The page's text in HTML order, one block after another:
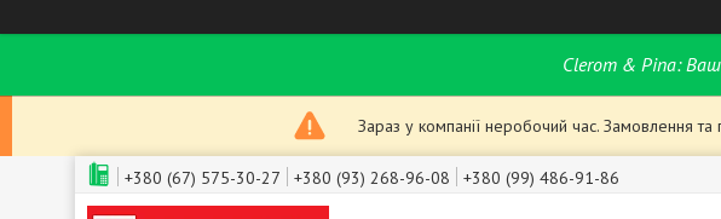
Clerom & Pina:
Зараз у компанії неробочий час. Замовлення
+380 (67) 575-30-27 +380 (93) 268-96-08 +380 (99) 486-91-86